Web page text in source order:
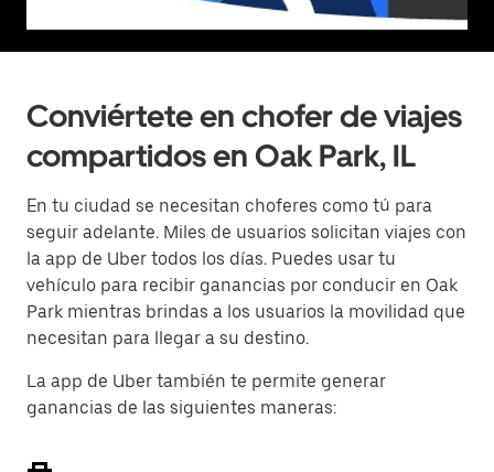
Conviértete en chofer de viajes
compartidos en Oak Park, IL
En tu ciudad se necesitan choferes como tú para
seguir adelante. Miles de usuarios solicitan viajes con
la app de Uber todos los días. Puedes usar tu
vehículo para recibir ganancias por conducir en Oak
Park mientras brindas a los usuarios la movilidad que
necesitan para llegar a su destino.
La app de Uber también te permite generar
ganancias de las siguientes maneras: